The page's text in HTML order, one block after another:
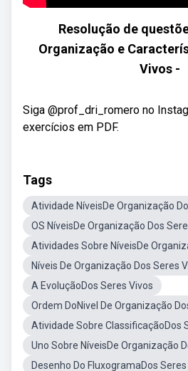
Resolução de
Organização e
Vivos -
Siga @prof_dri_romero no
exercícios em PDF.
Tags
Atividade NíveisDe Organização
OS NíveisDe Organização Dos
Atividades Sobre NíveisDe
Níveis De Organização Dos Seres
A EvoluçãoDos Seres Vivos
Ordem DoNivel De Organização
Atividade Sobre ClassificaçãoDos
Uno Sobre NíveisDe Organização
Desenho Do FluxogramaDos